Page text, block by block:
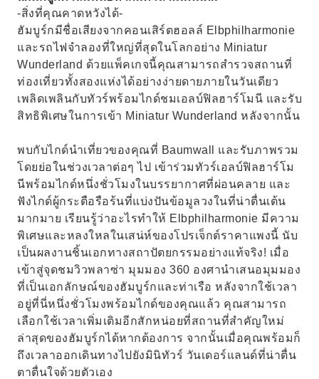
-สิ่งที่คุณคาดหวังได้-
ฮัมบูร์กมีชื่อเสียงจากคอนเสิร์ตฮอลล์ Elbphilharmonie
และรถไฟจำลองที่ใหญ่ที่สุดในโลกอย่าง Miniatur
Wunderland ด้วยแพ็คเกจนี้คุณสามารถสำรวจสถานที่
ท่องเที่ยวทั้งสองแห่งได้อย่างง่ายดายภายในวันเดียว
เพลิดเพลินกับทัวร์พร้อมไกด์ชมเอลบ์ฟิลฮาร์โมนี และรับ
สิทธิพิเศษในการเข้า Miniatur Wunderland หลังจากนั้น
พบกับไกด์นำเที่ยวของคุณที่ Baumwall และรับภาพรวม
โดยย่อในช่วงเวลาต่อๆ ไป เข้าร่วมทัวร์เอลบ์ฟิลฮาร์โม
นีพร้อมไกด์หนึ่งชั่วโมงในบรรยากาศที่ผ่อนคลาย และ
ฟังไกด์ผู้กระตือรือร้นที่แบ่งปันข้อมูลวงในที่น่าตื่นเต้น
มากมาย เรียนรู้ว่าอะไรทำให้ Elbphilharmonie มีความ
พิเศษและหลงใหลในเสน่ห์ของโปรเจ็กต์ราคาแพงนี้ นับ
เป็นผลงานชิ้นเอกทางสถาปัตยกรรมอย่างแท้จริง! เมื่อ
เข้าสู่จุดชมวิวพลาซ่า มุมมอง 360 องศานำเสนอมุมมอง
ที่เป็นเอกลักษณ์ของฮัมบูร์กและท่าเรือ หลังจากใช้เวลา
อยู่ที่นี่หนึ่งชั่วโมงพร้อมไกด์ของคุณแล้ว คุณสามารถ
เลือกใช้เวลาเพิ่มเติมอีกสักหน่อยที่สถานที่สำคัญใหม่
ล่าสุดของฮัมบูร์กได้หากต้องการ จากนั้นเมื่อคุณพร้อมก็
ถึงเวลาออกเดินทางไปยังมินิทัวร์ วันเดอร์แลนด์ที่น่าตื่น
ตาตื่นใจด้วยตัวเอง